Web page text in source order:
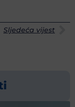
Sljedeća vijest